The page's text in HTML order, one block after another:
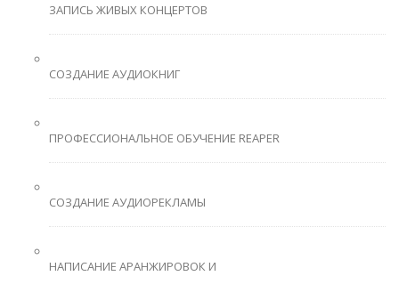
ЗАПИСЬ ЖИВЫХ КОНЦЕРТОВ
СОЗДАНИЕ АУДИОКНИГ
ПРОФЕССИОНАЛЬНОЕ ОБУЧЕНИЕ REAPER
СОЗДАНИЕ АУДИОРЕКЛАМЫ
НАПИСАНИЕ АРАНЖИРОВОК И